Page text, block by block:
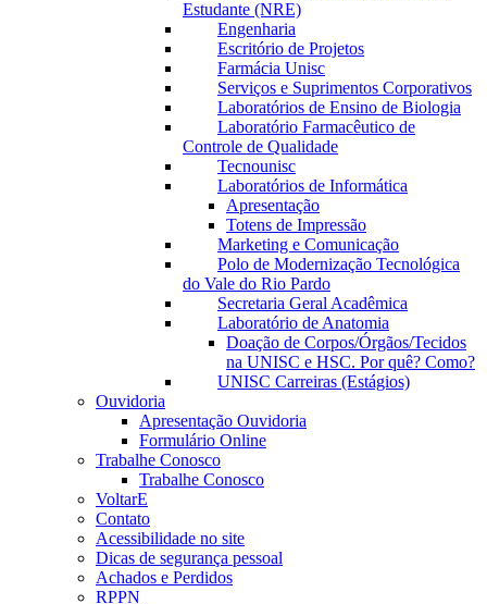
Estudante (NRE)
Engenharia
Escritório de Projetos
Farmácia Unisc
Serviços e Suprimentos Corporativos
Laboratórios de Ensino de Biologia
Laboratório Farmacêutico de
Controle de Qualidade
Tecnounisc
Laboratórios de Informática
Apresentação
Totens de Impressão
Marketing e Comunicação
Polo de Modernização Tecnológica
do Vale do Rio Pardo
Secretaria Geral Acadêmica
Laboratório de Anatomia
Doação de Corpos/Órgãos/Tecidos
na UNISC e HSC. Por quê? Como?
UNISC Carreiras (Estágios)
Ouvidoria
Apresentação Ouvidoria
Formulário Online
Trabalhe Conosco
Trabalhe Conosco
VoltarE
Contato
Acessibilidade no site
Dicas de segurança pessoal
Achados e Perdidos
RPPN